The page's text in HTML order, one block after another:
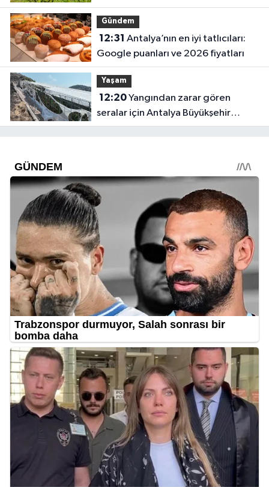
Gündem
12:31
Google puanları ve 2026 fiyatları
Yaşam
12:20Yangından zarar gören
seralar için Antalya Büyükşehir
harekete geçti